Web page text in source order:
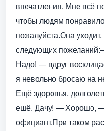
впечатления. Мне всё
чтобы людям
пожалуйста.Она
следующих
Надо! — вдруг
я невольно бросаю на
Ещё здоровья,
ещё. Дачу! — Хорошо, —
официант.При таком